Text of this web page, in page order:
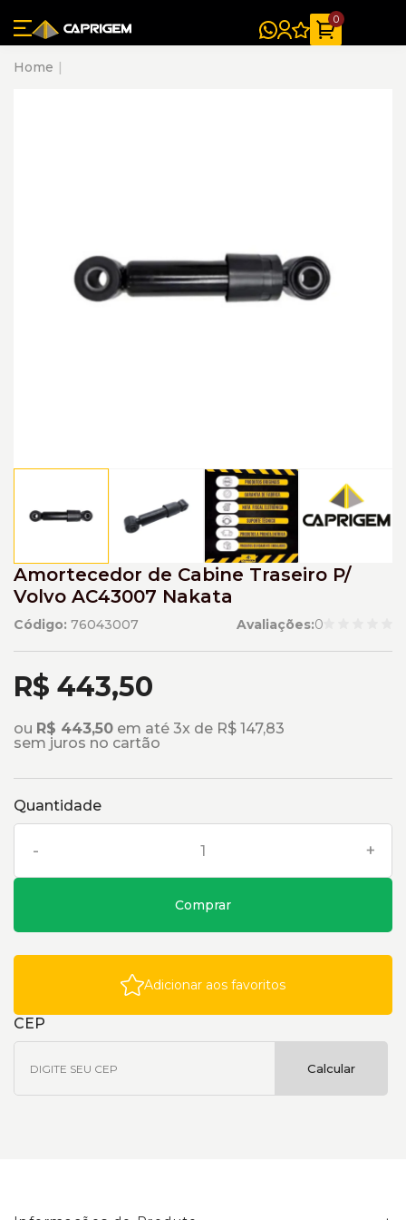
0
Home
Amortecedor de Cabine Traseiro P/
Volvo AC43007 Nakata
Código: 76043007 Avaliações:0
R$ 443,50
ou R$ 443,50 em até 3x de R$ 147,83
sem juros no cartão
Quantidade
- +
Comprar
Adicionar aos favoritos
CEP
Calcular